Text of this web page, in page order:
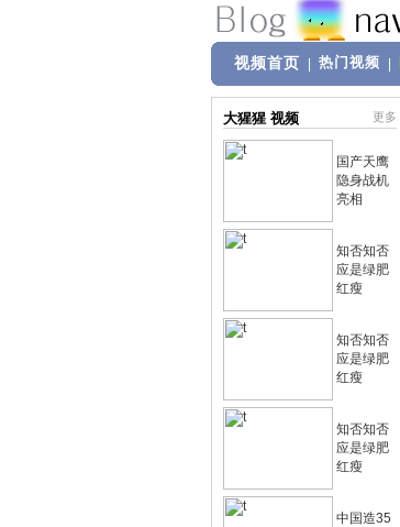
视频首页 热门视频
大猩猩 视频 更多
国产天鹰
隐身战机
亮相
知否知否
应是绿肥
红瘦
知否知否
应是绿肥
红瘦
知否知否
应是绿肥
红瘦
中国造35